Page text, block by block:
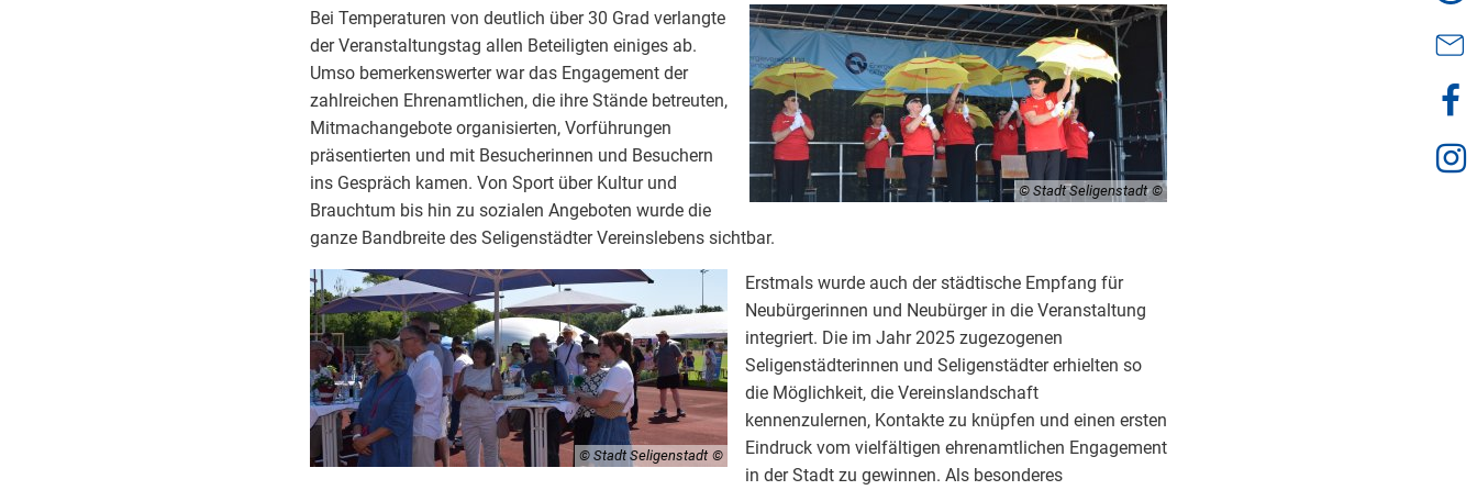
© Stadt Seligenstadt
Bei Temperaturen von deutlich über 30 Grad verlangte
der Veranstaltungstag allen Beteiligten einiges ab.
Umso bemerkenswerter war das Engagement der
zahlreichen Ehrenamtlichen, die ihre Stände betreuten,
Mitmachangebote organisierten, Vorführungen
präsentierten und mit Besucherinnen und Besuchern
ins Gespräch kamen. Von Sport über Kultur und
Brauchtum bis hin zu sozialen Angeboten wurde die
ganze Bandbreite des Seligenstädter Vereinslebens sichtbar.
© Stadt Seligenstadt
Erstmals wurde auch der städtische Empfang für
Neubürgerinnen und Neubürger in die Veranstaltung
integriert. Die im Jahr 2025 zugezogenen
Seligenstädterinnen und Seligenstädter erhielten so
die Möglichkeit, die Vereinslandschaft
kennenzulernen, Kontakte zu knüpfen und einen ersten
Eindruck vom vielfältigen ehrenamtlichen Engagement
in der Stadt zu gewinnen. Als besonderes